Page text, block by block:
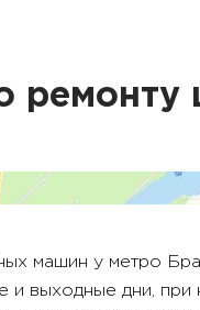
машин у метро
и выходные дни, при